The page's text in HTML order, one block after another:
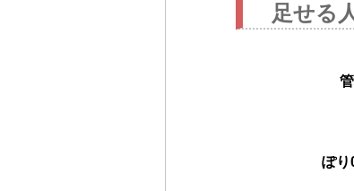
足せる
ぽり